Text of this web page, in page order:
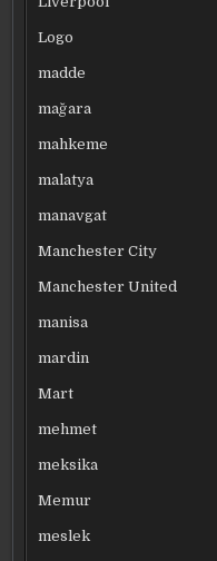
Logo
madde
mağara
mahkeme
malatya
manavgat
Manchester City
Manchester United
manisa
mardin
Mart
mehmet
meksika
Memur
meslek